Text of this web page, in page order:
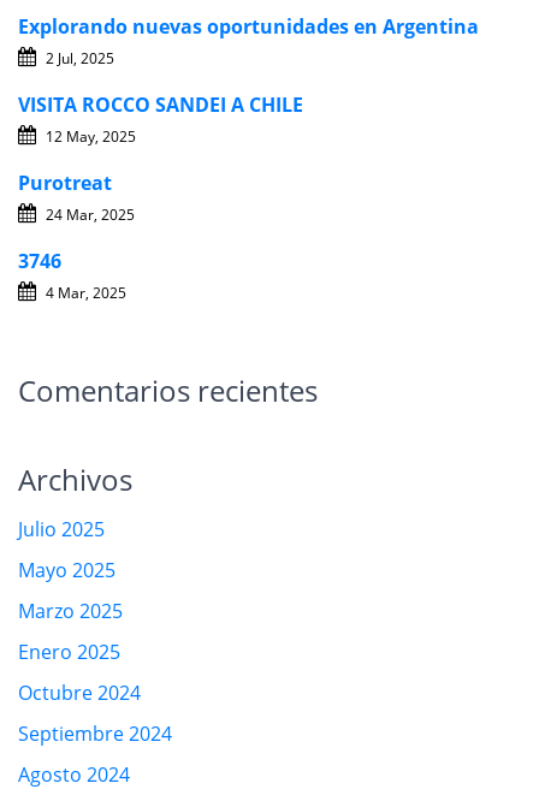
Explorando nuevas oportunidades en Argentina
2 Jul, 2025
VISITA ROCCO SANDEI A CHILE
12 May, 2025
Purotreat
24 Mar, 2025
3746
4 Mar, 2025
Comentarios recientes
Archivos
Julio 2025
Mayo 2025
Marzo 2025
Enero 2025
Octubre 2024
Septiembre 2024
Agosto 2024